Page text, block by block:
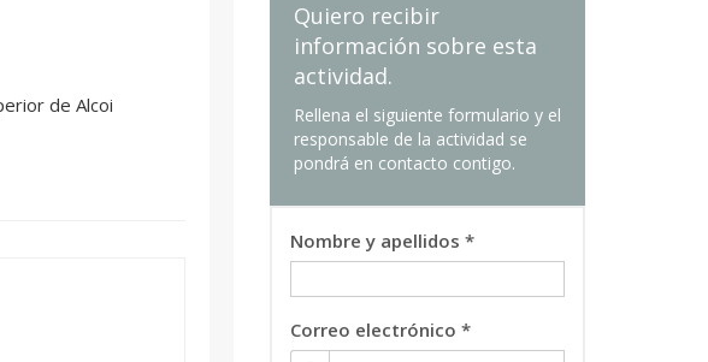
de Alcoi
Quiero recibir
información sobre esta
actividad.
Rellena el siguiente formulario y el
responsable de la actividad se
pondrá en contacto contigo.
Nombre y apellidos *
Correo electrónico *